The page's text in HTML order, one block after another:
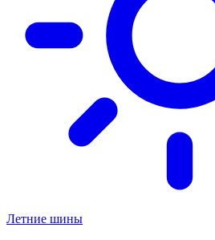
Летние шины